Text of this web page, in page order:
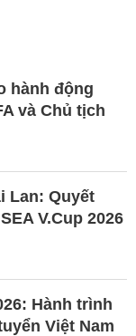
hành động
và Chủ tịch
Lan: Quyết
V.Cup 2026
Hành trình
Việt Nam